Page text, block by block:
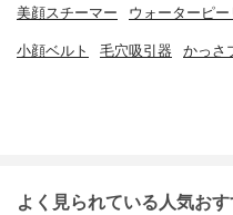
美顔スチーマー ウォーターピ
小顔ベルト 毛穴吸引器 かっさ
よく見られている人気お